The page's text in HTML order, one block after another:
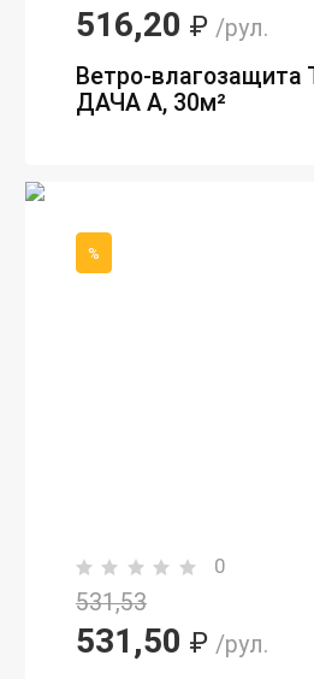
516,20 ₽ /рул.
Ветро-влагозащита
ДАЧА А, 30м²
%
0
531,53
531,50 ₽ /рул.